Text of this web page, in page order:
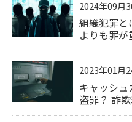
2024年09月
組織犯罪と
よりも罪
2023年01月
キャッシ
盗罪？ 詐